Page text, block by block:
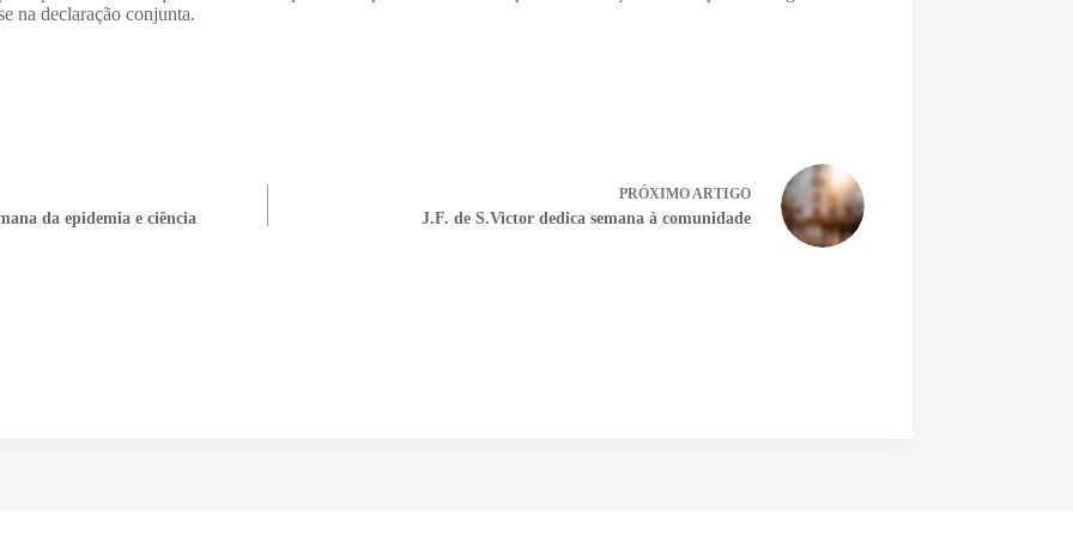
na declaração conjunta.
da epidemia e ciência
PRÓXIMOARTIGO
J.F. de S.Victor dedica semana à comunidade